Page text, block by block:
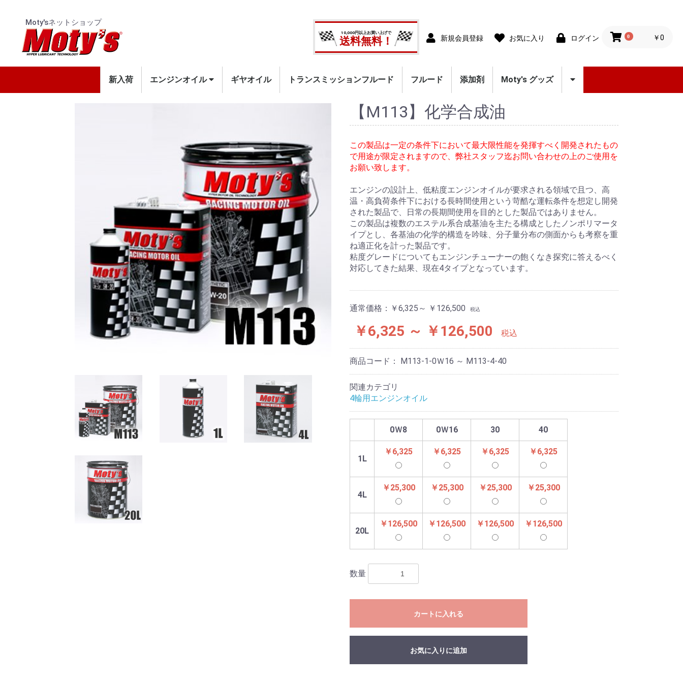
Moty'sネットショップ
10,000円以上お買い上げで
送料無料！ 新規会員登録 お気に入り ログイン 0 ￥0
新入荷 エンジンオイル ギヤオイル トランスミッションフルード フルード 添加剤 Moty's グッズ
【M113】化学合成油
この製品は一定の条件下において最大限性能を発揮すべく開発されたもの
で用途が限定されますので、弊社スタッフ迄お問い合わせの上のご使用を
お願い致します。
エンジンの設計上、低粘度エンジンオイルが要求される領域で且つ、高
温・高負荷条件下における長時間使用という苛酷な運転条件を想定し開発
された製品で、日常の長期間使用を目的とした製品ではありません。
この製品は複数のエステル系合成基油を主たる構成としたノンポリマータ
イプとし、各基油の化学的構造を吟味、分子量分布の側面からも考察を重
ね適正化を計った製品です。
粘度グレードについてもエンジンチューナーの飽くなき探究に答えるべく
対応してきた結果、現在4タイプとなっています。
通常価格： ￥6,325～ ￥126,500 税込
￥6,325 ～ ￥126,500 税込
商品コード： M113-1-0Ｗ16 ～ M113-4-40
関連カテゴリ
4輪用エンジンオイル
0Ｗ8 0Ｗ16 30 40
1L
￥6,325 ￥6,325 ￥6,325 ￥6,325
4L
￥25,300 ￥25,300 ￥25,300 ￥25,300
20L
￥126,500 ￥126,500 ￥126,500 ￥126,500
数量
カートに入れる
お気に入りに追加